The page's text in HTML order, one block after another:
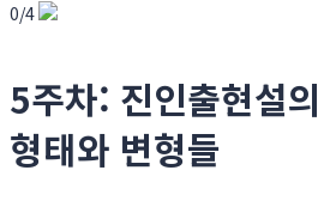
0/4
5주차: 진인출현설의
형태와 변형들